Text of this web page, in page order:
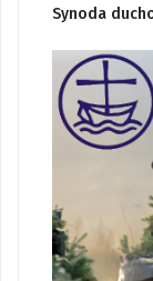
Synoda